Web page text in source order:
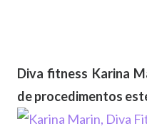
Diva fitness Karina
de procedimentos